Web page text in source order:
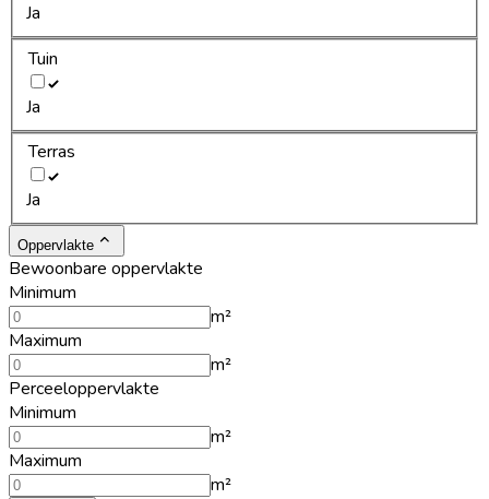
Ja
Tuin
Ja
Terras
Ja
Oppervlakte
Bewoonbare oppervlakte
Minimum
m²
Maximum
m²
Perceeloppervlakte
Minimum
m²
Maximum
m²